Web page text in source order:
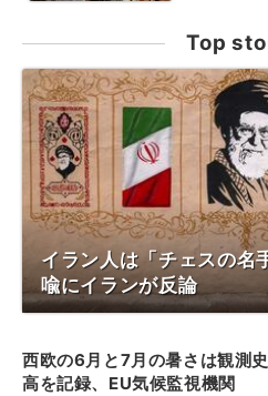
Top
イラン人は「チェスの名
喩にイランが反論
西欧の6月と7月の暑さは観測
高を記録、EU気候監視機関